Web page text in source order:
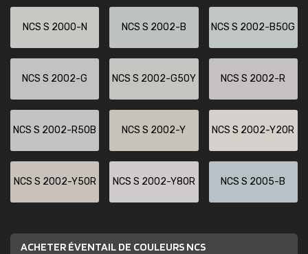
NCS S 2000-N NCS S 2002-B NCS S 2002-B50G
NCS S 2002-G NCS S 2002-G50Y NCS S 2002-R
NCS S 2002-R50B NCS S 2002-Y NCS S 2002-Y20R
NCS S 2002-Y50R NCS S 2002-Y80R NCS S 2005-B
ACHETER ÉVENTAIL DE COULEURS NCS